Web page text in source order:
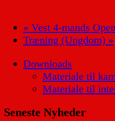
« Vest 4-mands
Træning (Ungdom) »
Downloads
Materiale til
Materiale til
Seneste Nyheder